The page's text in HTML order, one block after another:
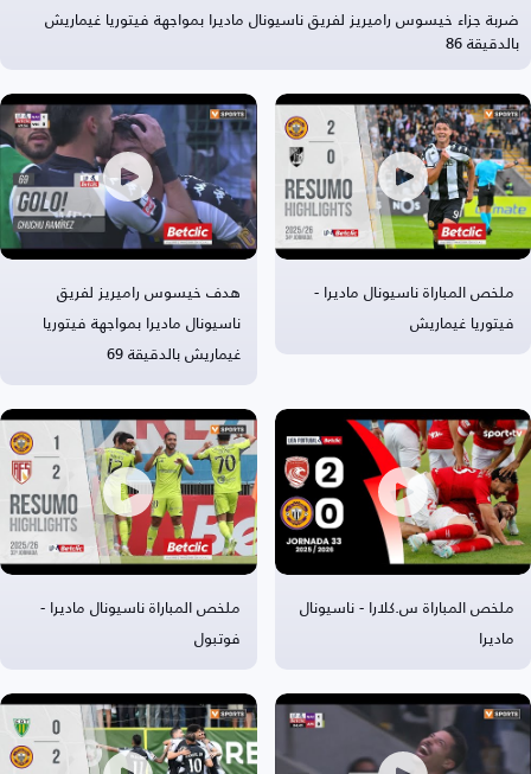
ضربة جزاء خيسوس راميريز لفريق ناسيونال ماديرا بمواجهة فيتوريا غيماريش
بالدقيقة 86
ملخص المباراة ناسيونال ماديرا -
فيتوريا غيماريش
هدف خيسوس راميريز لفريق
ناسيونال ماديرا بمواجهة فيتوريا
غيماريش بالدقيقة 69
ملخص المباراة س.كلارا - ناسيونال
ماديرا
ملخص المباراة ناسيونال ماديرا -
فوتبول